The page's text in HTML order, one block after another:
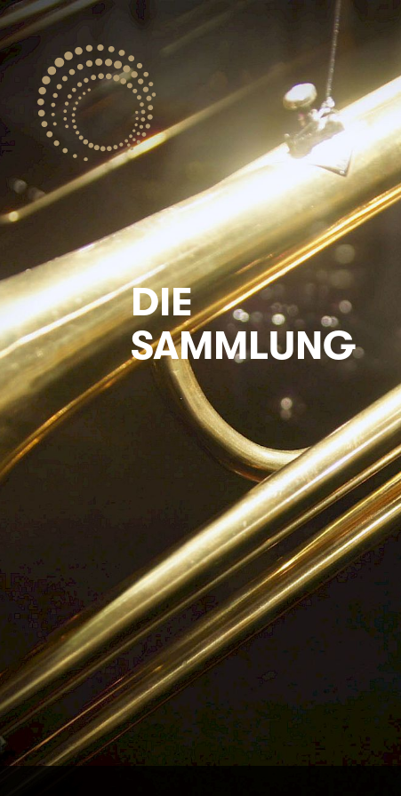
DIE
SAMMLUNG